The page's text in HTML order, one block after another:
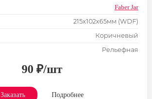
Faber Jar
215х102х65мм (WDF)
Коричневый
Рельефная
90 ₽/шт
Заказать Подробнее